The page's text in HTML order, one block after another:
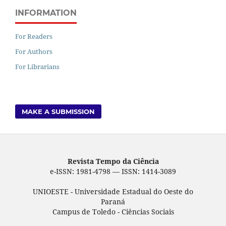
INFORMATION
For Readers
For Authors
For Librarians
MAKE A SUBMISSION
Revista Tempo da Ciência
e-ISSN: 1981-4798 — ISSN: 1414-3089
UNIOESTE - Universidade Estadual do Oeste do
Paraná
Campus de Toledo - Ciências Sociais